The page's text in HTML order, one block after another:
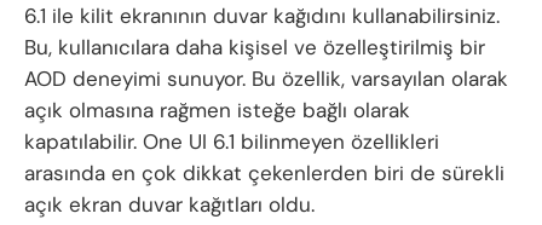
6.1 ile kilit ekranının duvar kağıdını kullanabilirsiniz.
Bu, kullanıcılara daha kişisel ve özelleştirilmiş bir
AOD deneyimi sunuyor. Bu özellik, varsayılan olarak
açık olmasına rağmen isteğe bağlı olarak
kapatılabilir. One UI 6.1 bilinmeyen özellikleri
arasında en çok dikkat çekenlerden biri de sürekli
açık ekran duvar kağıtları oldu.